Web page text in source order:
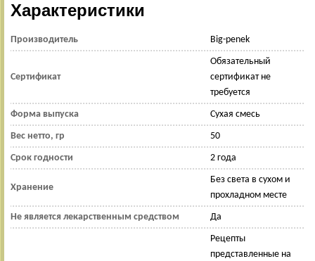
Характеристики
Производитель Big-penek
Сертификат
Обязательный
сертификат не
требуется
Форма выпуска Сухая смесь
Вес нетто, гр 50
Срок годности 2 года
Хранение
Без света в сухом и
прохладном месте
Не является лекарственным средством Да
Рецепты
представленные на